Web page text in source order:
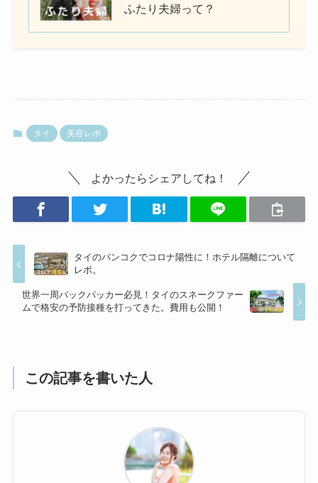
ふたり夫婦って？
タイ 美容レポ
よかったらシェアしてね！
タイのバンコクでコロナ陽性に！ホテル隔離について
レポ。
世界一周バックパッカー必見！タイのスネークファー
ムで格安の予防接種を打ってきた。費用も公開！
この記事を書いた人